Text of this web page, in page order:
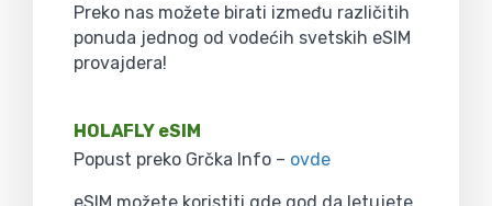
Preko nas možete birati između različitih
ponuda jednog od vodećih svetskih eSIM
provajdera!
HOLAFLY eSIM
Popust preko Grčka Info – ovde